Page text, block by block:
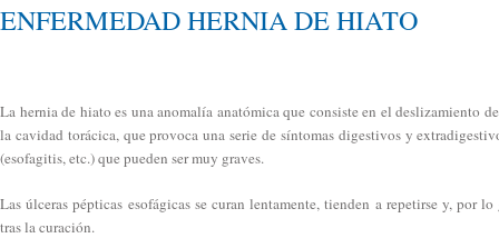
ENFERMEDAD HERNIA DE HIATO
La hernia de hiato es una anomalía anatómica que consiste en el deslizamiento
la cavidad torácica, que provoca una serie de síntomas digestivos y
(esofagitis, etc.) que pueden ser muy graves.
Las úlceras pépticas esofágicas se curan lentamente, tienden a repetirse y, por
tras la curación.